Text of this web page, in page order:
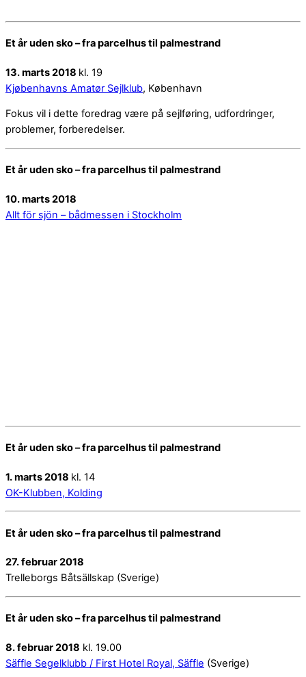
Et år uden sko – fra parcelhus til palmestrand
13. marts 2018 kl. 19
Kjøbenhavns Amatør Sejlklub, København
Fokus vil i dette foredrag være på sejlføring, udfordringer,
problemer, forberedelser.
Et år uden sko – fra parcelhus til palmestrand
10. marts 2018
Allt för sjön – bådmessen i Stockholm
Et år uden sko – fra parcelhus til palmestrand
1. marts 2018 kl. 14
OK-Klubben, Kolding
Et år uden sko – fra parcelhus til palmestrand
27. februar 2018
Trelleborgs Båtsällskap (Sverige)
Et år uden sko – fra parcelhus til palmestrand
8. februar 2018 kl. 19.00
Säffle Segelklubb / First Hotel Royal, Säffle (Sverige)